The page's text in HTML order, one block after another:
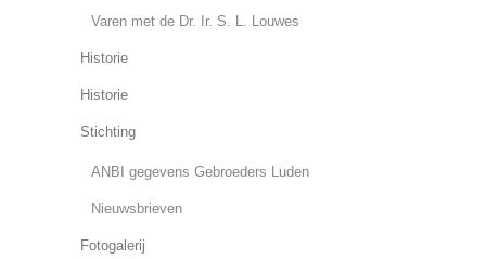
Varen met de Dr. Ir. S. L. Louwes
Historie
Historie
Stichting
ANBI gegevens Gebroeders Luden
Nieuwsbrieven
Fotogalerij